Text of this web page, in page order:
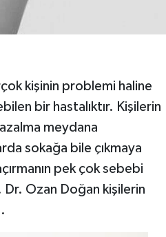
kişinin problemi haline
bir hastalıktır. Kişilerin
meydana
sokağa bile çıkmaya
pek çok sebebi
Dr. Ozan Doğan kişilerin